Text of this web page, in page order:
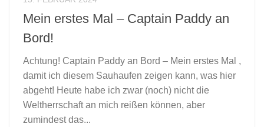
Mein erstes Mal – Captain Paddy an
Bord!
Achtung! Captain Paddy an Bord – Mein erstes Mal ,
damit ich diesem Sauhaufen zeigen kann, was hier
abgeht! Heute habe ich zwar (noch) nicht die
Weltherrschaft an mich reißen können, aber
zumindest das...